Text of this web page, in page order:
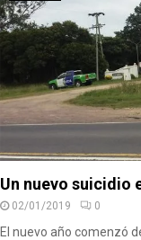
Un nuevo suicidio
02/01/2019 0
El nuevo año comenzó